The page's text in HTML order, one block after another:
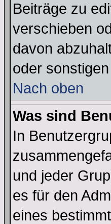
Beiträge zu
verschieben
davon
oder
Nach oben
Was sind
In
und jeder
es für den
eines